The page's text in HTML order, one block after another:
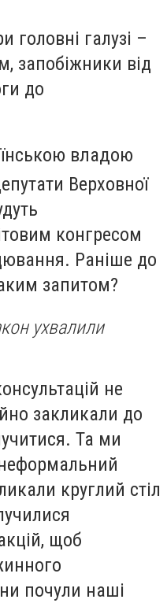
головні галузі –
запобіжники від
до
владою
Верховної
конгресом
Раніше до
запитом?
ухвалили
не
закликали до
Та ми
круглий стіл
щоб
почули наші